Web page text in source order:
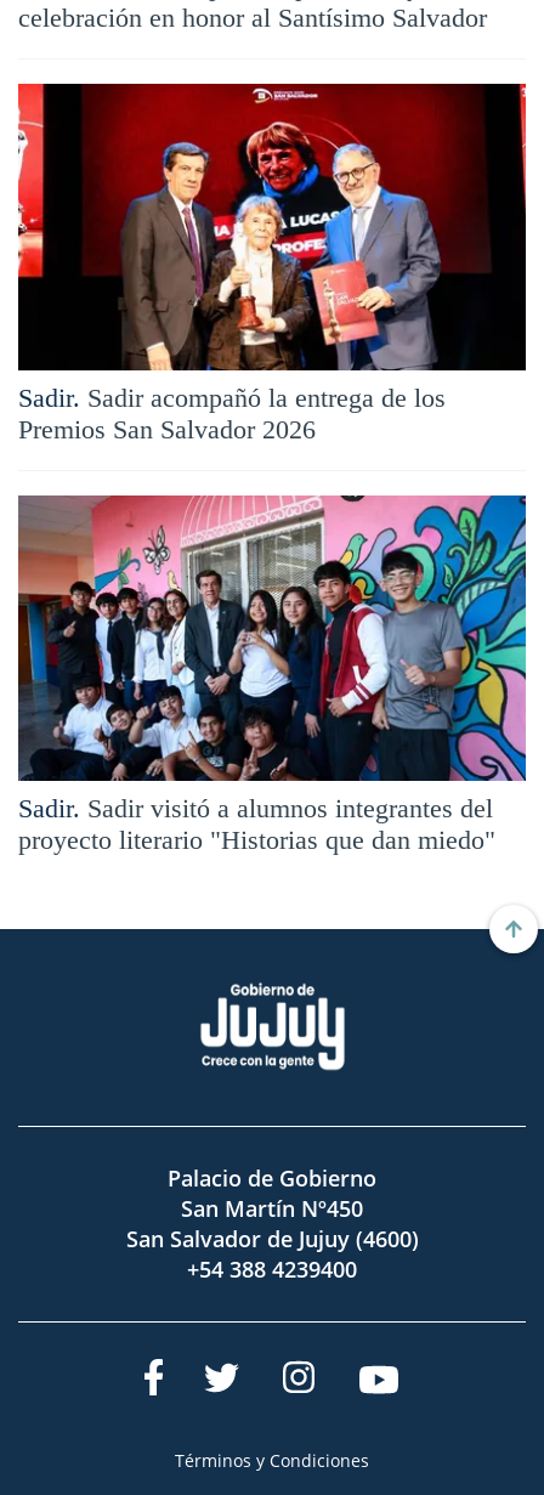
celebración en honor al Santísimo Salvador
Sadir. Sadir acompañó la entrega de los
Premios San Salvador 2026
Sadir. Sadir visitó a alumnos integrantes del
proyecto literario "Historias que dan miedo"
Palacio de Gobierno
San Martín Nº450
San Salvador de Jujuy (4600)
+54 388 4239400
Términos y Condiciones